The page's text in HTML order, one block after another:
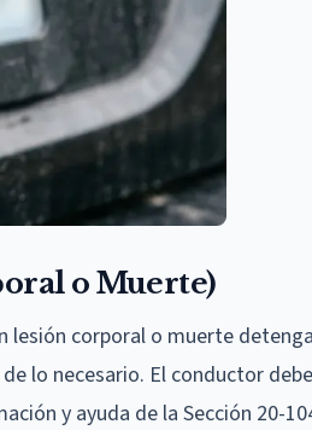
o Muerte)
lesión corporal o muerte
lo necesario. El conductor debe
y ayuda de la Sección 20-